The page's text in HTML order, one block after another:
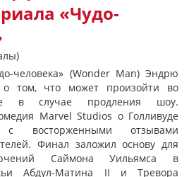
«Чудо-
человека» (Wonder Man) Эндрю
о том, что может произойти во
в случае продления шоу.
Marvel Studios о Голливуде
с восторженными отзывами
Финал заложил основу для
Саймона Уильямса в
Абдул-Матина II и Тревора